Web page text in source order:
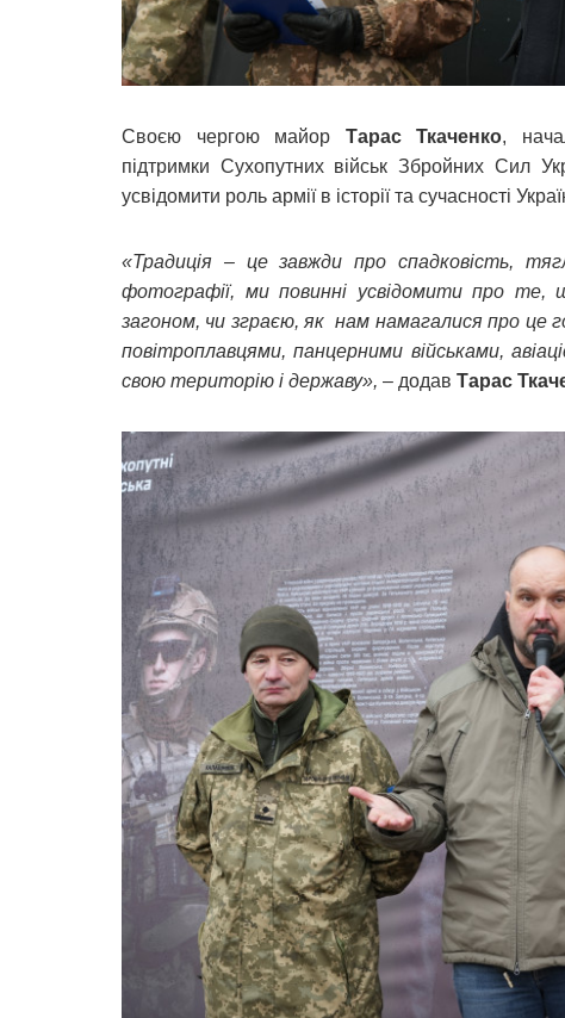
Своєю чергою майор Тарас Ткаченко,
підтримки Сухопутних військ Збройних Сил
усвідомити роль армії в історії та сучасності
«Традиція – це завжди про спадковість,
фотографії, ми повинні усвідомити про
загоном, чи зграєю, як нам намагалися про це
повітроплавцями, панцерними військами,
свою територію і державу», – додав Тарас